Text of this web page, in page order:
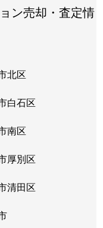
ン売却・査定情
北区
白石区
南区
厚別区
清田区